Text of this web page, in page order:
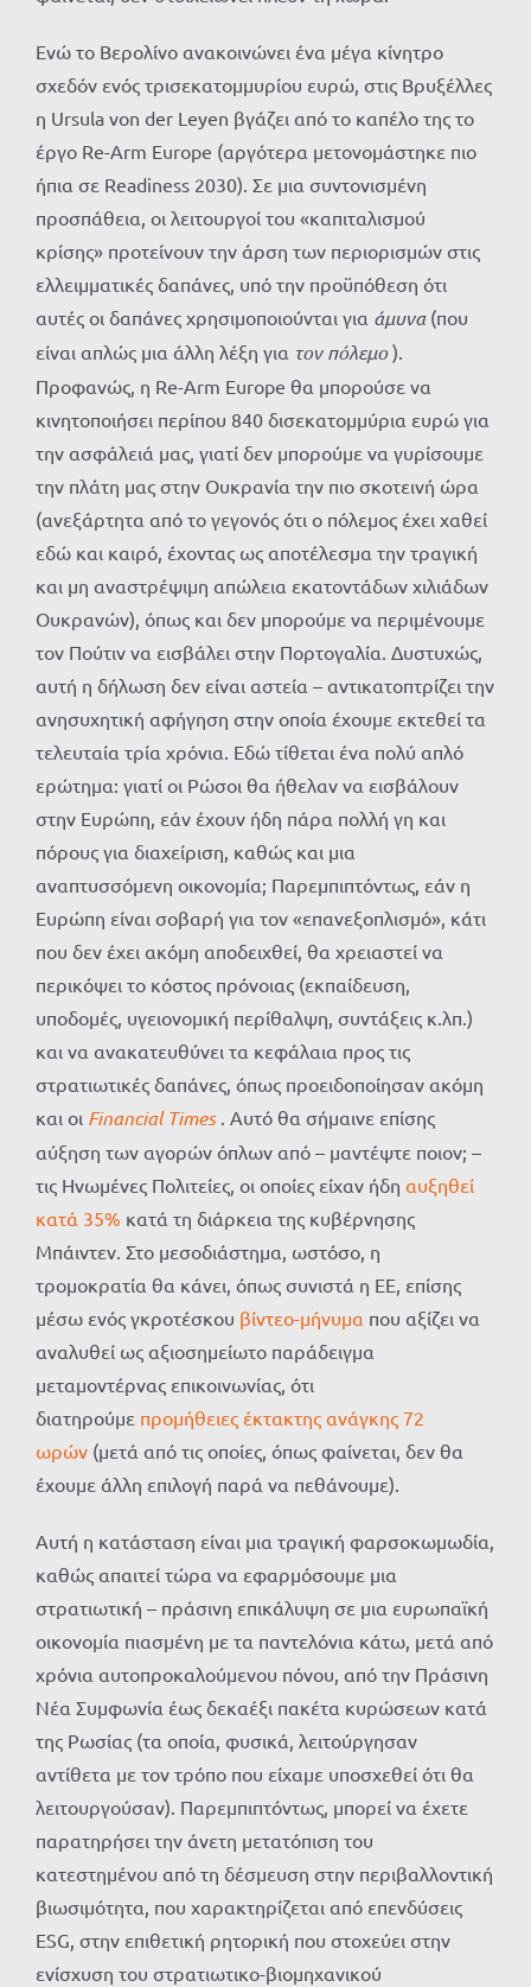
Ενώ το Βερολίνο ανακοινώνει ένα μέγα κίνητρο
σχεδόν ενός τρισεκατομμυρίου ευρώ, στις Βρυξέλλες
η Ursula von der Leyen βγάζει από το καπέλο της το
έργο Re-Arm Europe (αργότερα μετονομάστηκε πιο
ήπια σε Readiness 2030). Σε μια συντονισμένη
προσπάθεια, οι λειτουργοί του «καπιταλισμού
κρίσης» προτείνουν την άρση των περιορισμών στις
ελλειμματικές δαπάνες, υπό την προϋπόθεση ότι
αυτές οι δαπάνες χρησιμοποιούνται για άμυνα(που
είναι απλώς μια άλλη λέξη για τον πόλεμο).
Προφανώς, η Re-Arm Europe θα μπορούσε να
κινητοποιήσει περίπου 840 δισεκατομμύρια ευρώ για
την ασφάλειά μας, γιατί δεν μπορούμε να γυρίσουμε
την πλάτη μας στην Ουκρανία την πιο σκοτεινή ώρα
(ανεξάρτητα από το γεγονός ότι ο πόλεμος έχει χαθεί
εδώ και καιρό, έχοντας ως αποτέλεσμα την τραγική
και μη αναστρέψιμη απώλεια εκατοντάδων χιλιάδων
Ουκρανών), όπως και δεν μπορούμε να περιμένουμε
τον Πούτιν να εισβάλει στην Πορτογαλία. Δυστυχώς,
αυτή η δήλωση δεν είναι αστεία – αντικατοπτρίζει την
ανησυχητική αφήγηση στην οποία έχουμε εκτεθεί τα
τελευταία τρία χρόνια. Εδώ τίθεται ένα πολύ απλό
ερώτημα: γιατί οι Ρώσοι θα ήθελαν να εισβάλουν
στην Ευρώπη, εάν έχουν ήδη πάρα πολλή γη και
πόρους για διαχείριση, καθώς και μια
αναπτυσσόμενη οικονομία; Παρεμπιπτόντως, εάν η
Ευρώπη είναι σοβαρή για τον «επανεξοπλισμό», κάτι
που δεν έχει ακόμη αποδειχθεί, θα χρειαστεί να
περικόψει το κόστος πρόνοιας (εκπαίδευση,
υποδομές, υγειονομική περίθαλψη, συντάξεις κ.λπ.)
και να ανακατευθύνει τα κεφάλαια προς τις
στρατιωτικές δαπάνες, όπως προειδοποίησαν ακόμη
και οι Financial Times. Αυτό θα σήμαινε επίσης
αύξηση των αγορών όπλων από – μαντέψτε ποιον; –
τις Ηνωμένες Πολιτείες, οι οποίες είχαν ήδη αυξηθεί
κατά 35% κατά τη διάρκεια της κυβέρνησης
Μπάιντεν. Στο μεσοδιάστημα, ωστόσο, η
τρομοκρατία θα κάνει, όπως συνιστά η ΕΕ, επίσης
μέσω ενός γκροτέσκου βίντεο-μήνυμα που αξίζει να
αναλυθεί ως αξιοσημείωτο παράδειγμα
μεταμοντέρνας επικοινωνίας, ότι
διατηρούμε προμήθειες έκτακτης ανάγκης 72
ωρών (μετά από τις οποίες, όπως φαίνεται, δεν θα
έχουμε άλλη επιλογή παρά να πεθάνουμε).
Αυτή η κατάσταση είναι μια τραγική φαρσοκωμωδία,
καθώς απαιτεί τώρα να εφαρμόσουμε μια
στρατιωτική – πράσινη επικάλυψη σε μια ευρωπαϊκή
οικονομία πιασμένη με τα παντελόνια κάτω, μετά από
χρόνια αυτοπροκαλούμενου πόνου, από την Πράσινη
Νέα Συμφωνία έως δεκαέξι πακέτα κυρώσεων κατά
της Ρωσίας (τα οποία, φυσικά, λειτούργησαν
αντίθετα με τον τρόπο που είχαμε υποσχεθεί ότι θα
λειτουργούσαν). Παρεμπιπτόντως, μπορεί να έχετε
παρατηρήσει την άνετη μετατόπιση του
κατεστημένου από τη δέσμευση στην περιβαλλοντική
βιωσιμότητα, που χαρακτηρίζεται από επενδύσεις
ESG, στην επιθετική ρητορική που στοχεύει στην
ενίσχυση του στρατιωτικο-βιομηχανικού